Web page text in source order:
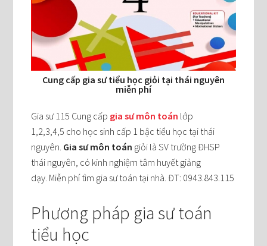
Cung cấp gia sư tiểu học giỏi tại thái nguyên
miễn phí
Gia sư 115 Cung cấp gia sư môn toán lớp
1,2,3,4,5 cho học sinh cấp 1 bậc tiểu học tại thái
nguyên. Gia sư môn toán giỏi là SV trường ĐHSP
thái nguyên, có kinh nghiệm tâm huyết giảng
dạy. Miễn phí tìm gia sư toán tại nhà. ĐT: 0943.843.115
Phương pháp gia sư toán
tiểu học